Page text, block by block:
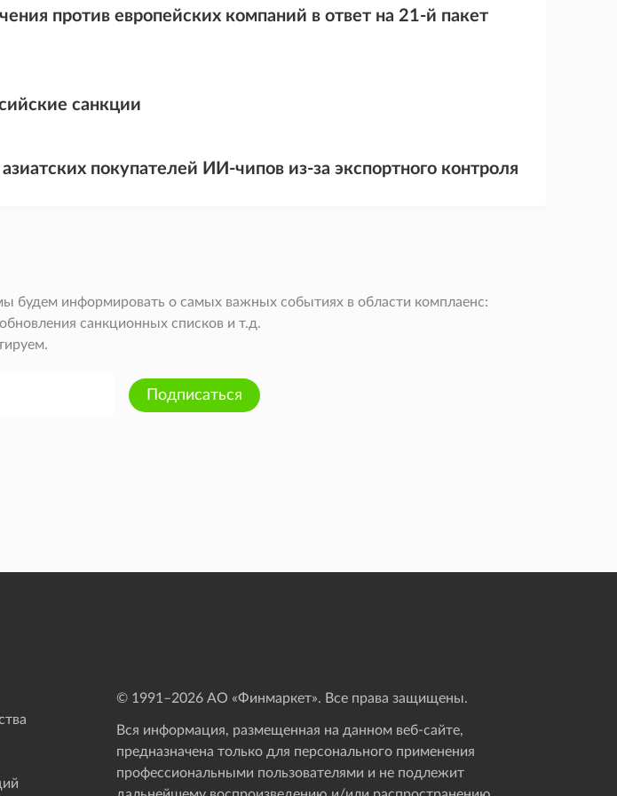
против европейских компаний в ответ на 21-й пакет
санкции
покупателей ИИ-чипов из-за экспортного контроля
будем информировать о самых важных событиях в области комплаенс:
санкционных списков и т.д.
Подписаться
© 1991–2026АО «Финмаркет». Все права защищены.
Вся информация, размещенная на данном веб-сайте,
предназначена только для персонального применения
профессиональными пользователями и не подлежит